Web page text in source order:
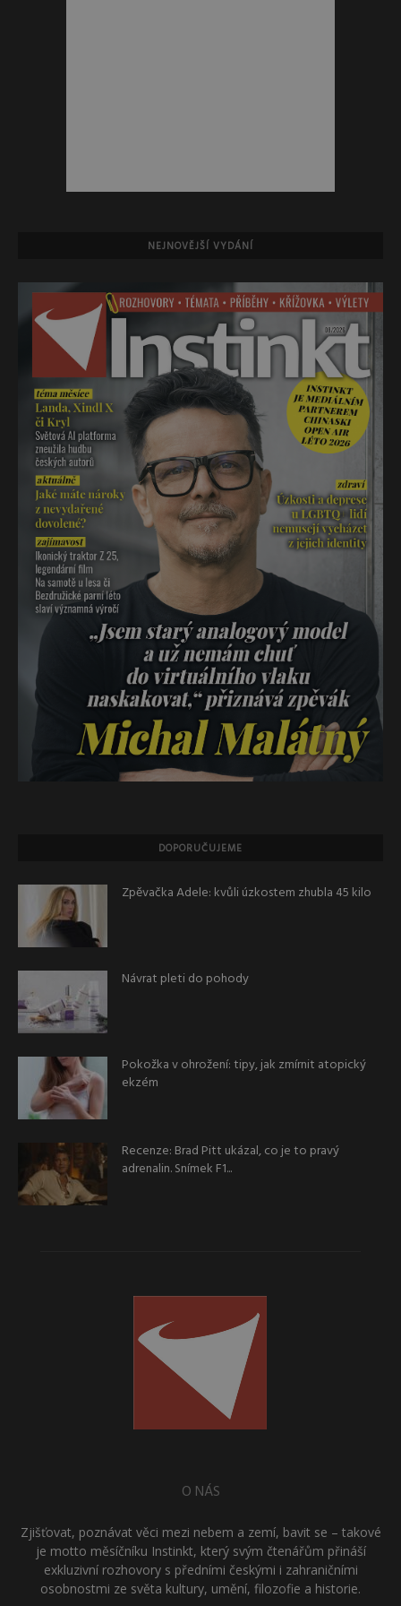
NEJNOVĚJŠÍ VYDÁNÍ
DOPORUČUJEME
Zpěvačka Adele: kvůli úzkostem zhubla 45 kilo
Návrat pleti do pohody
Pokožka v ohrožení: tipy, jak zmírnit atopický
ekzém
Recenze: Brad Pitt ukázal, co je to pravý
adrenalin. Snímek F1...
O NÁS
Zjišťovat, poznávat věci mezi nebem a zemí, bavit se – takové
je motto měsíčníku Instinkt, který svým čtenářům přináší
exkluzivní rozhovory s předními českými i zahraničními
osobnostmi ze světa kultury, umění, filozofie a historie.